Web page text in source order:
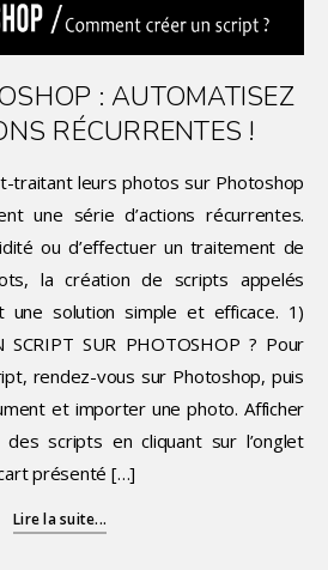
: AUTOMATISEZ
RÉCURRENTES !
traitant leurs photos sur Photoshop
une série d’actions récurrentes.
ou d’effectuer un traitement de
la création de scripts appelés
une solution simple et efficace. 1)
SCRIPT SUR PHOTOSHOP ? Pour
rendez-vous sur Photoshop, puis
et importer une photo. Afficher
scripts en cliquant sur l’onglet
présenté […]
Lire la suite...